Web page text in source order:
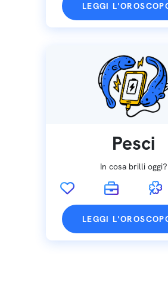
LEGGI
Pesci
In cosa brilli oggi?
LEGGI